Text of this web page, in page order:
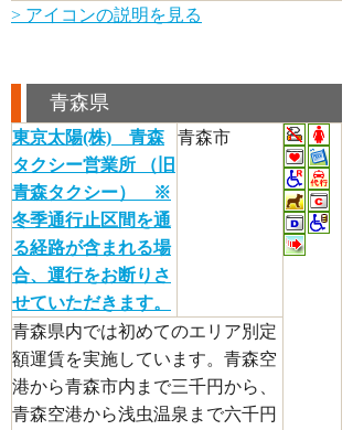
> アイコンの説明を見る
青森県
東京太陽(株) 青森
タクシー営業所 （旧
青森タクシー） ※
冬季通行止区間を通
る経路が含まれる場
合、運行をお断りさ
せていただきます。
青森市
青森県内では初めてのエリア別定
額運賃を実施しています。青森空
港から青森市内まで三千円から、
青森空港から浅虫温泉まで六千円